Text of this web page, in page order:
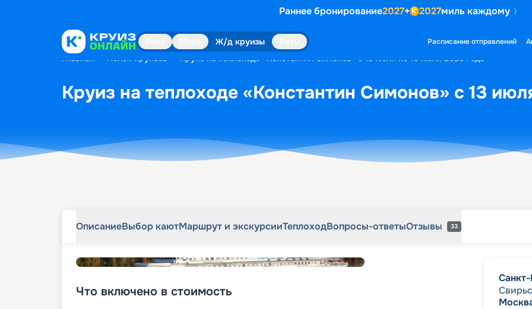
Раннее бронирование2027+ 2027миль каждому
Ж/д круизы Расписание отправлений
Главная Поиск круизов Круиз на теплоходе «Константин Симонов» с 13 июля по 18 июля 2026 года
Круиз на теплоходе «Константин Симонов» с 13
ОписаниеВыбор каютМаршрут и экскурсииТеплоходВопросы-ответыОтзывы 33
Что включено в стоимость